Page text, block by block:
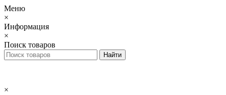
Меню
×
Информация
×
Поиск товаров
×